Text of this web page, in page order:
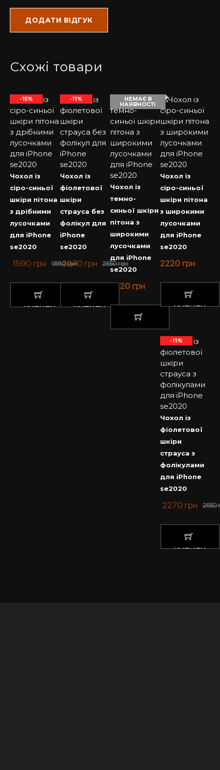
приємно.
Схожі товари
-15%
Чохол із
сіро-синьої
шкіри пітона
з дрібними
лусочками
для iPhone
se2020
1880грн
1590 грн
КУПИТИ
-11%
Чохол із
фіолетової
шкіри
страуса без
фолікул для
iPhone
se2020
2550грн
2270 грн
КУПИТИ
НЕМАЄ В
НАЯВНОСТІ
Чохол із
темно-
синьої шкіри
пітона з
широкими
лусочками
для iPhone
se2020
2220 грн
Чохол із
сіро-синьої
шкіри пітона
з широкими
лусочками
для iPhone
se2020
2220 грн
КУПИТИ
-11%
Чохол із
фіолетової
шкіри
страуса з
фолікулами
для iPhone
se2020
2550
2270 грн
КУПИТИ